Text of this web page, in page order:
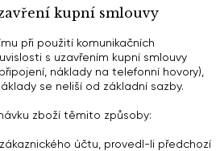
kupní smlouvy
při použití komunikačních
s uzavřením kupní smlouvy
náklady na telefonní hovory),
se neliší od základní sazby.
zboží těmito způsoby:
účtu, provedl-li předchozí